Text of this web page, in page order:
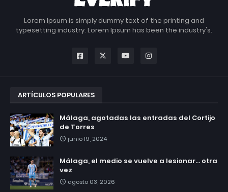
Lorem Ipsum is simply dummy text of the printing and
typesetting industry. Lorem Ipsum has been the industry's.
ARTÍCULOS POPULARES
Málaga, agotadas las entradas del Cortijo
de Torres
junio 19, 2024
Málaga, el medio se vuelve a lesionar... otra
vez
agosto 03, 2026